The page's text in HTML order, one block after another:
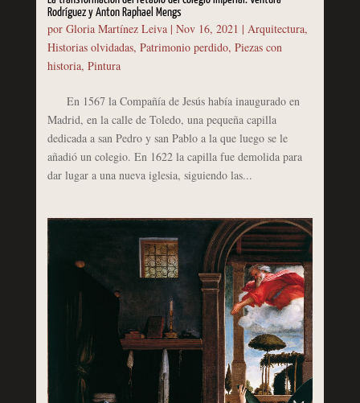
Rodríguez y Anton Raphael Mengs
por Gloria Martínez Leiva| Nov 16, 2021 | Arquitectura,
Historias olvidadas, Patrimonio perdido, Piezas con
historia, Pintura
En 1567 la Compañía de Jesús había inaugurado en
Madrid, en la calle de Toledo, una pequeña capilla
dedicada a san Pedro y san Pablo a la que luego se le
añadió un colegio. En 1622 la capilla fue demolida para
dar lugar a una nueva iglesia, siguiendo las...